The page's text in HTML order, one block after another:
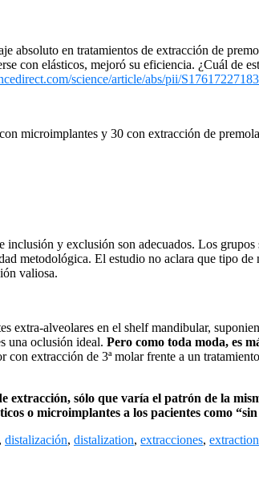
absoluto en tratamientos de extracción de
con elásticos, mejoró su eficiencia. ¿Cuál de
science/article/abs/pii/
microimplantes y 30 con extracción de
y exclusión son adecuados. Los
metodológica. El estudio no aclara que tipo
valiosa.
extra-alveolares en el shelf mandibular,
una oclusión ideal. Pero como toda moda, es
extracción de 3ª molar frente a un
sólo que varía el patrón de la
o microimplantes a los pacientes como
, distalización, distalization, extracciones, extraction